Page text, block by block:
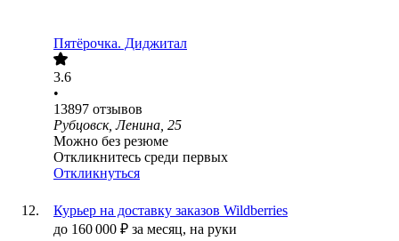
Пятёрочка. Диджитал
3.6
•
13897 отзывов
Рубцовск, Ленина, 25
Можно без резюме
Откликнитесь среди первых
Откликнуться
Курьер на доставку заказов Wildberries
до 160 000 ₽ за месяц, на руки